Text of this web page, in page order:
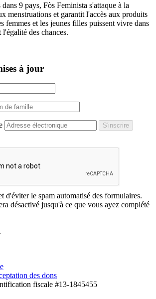
9 pays, Fòs Feminista s'attaque à la
menstruations et garantit l'accès aux produits
femmes et les jeunes filles puissent vivre dans
des chances.
à jour
S'inscrire
d'éviter le spam automatisé des formulaires.
désactivé jusqu'à ce que vous ayez complété
des dons
fiscale #13-1845455